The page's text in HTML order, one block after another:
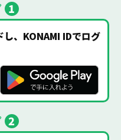
1
、KONAMI IDでログ
2